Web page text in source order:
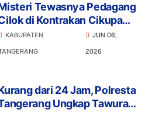
Tewasnya Pedagang
di Kontrakan Cikupa
2 Pelaku Diciduk
KABUPATEN
JUN 06,
2026
dari 24 Jam, Polresta
Ungkap Tawuran